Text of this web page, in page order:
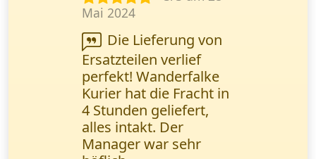
Apr. 2024
Ich habe eine
dringende Lieferung
von Kleingut (1 Palette)
bestellt. Alles schnell,
aber der Fahrer war
wegen Stau leicht
verspätet. Insgesamt